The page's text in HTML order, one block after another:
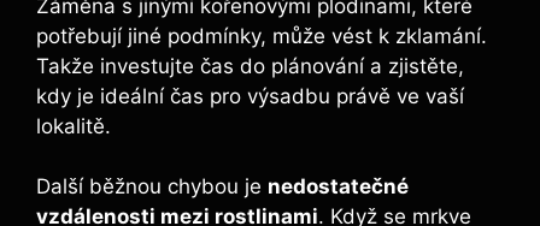
Záměna s jinými kořenovými plodinami, které
potřebují jiné podmínky, může vést k zklamání.
Takže investujte čas do plánování a zjistěte,
kdy je ideální čas pro výsadbu právě ve vaší
lokalitě.
Další běžnou chybou je nedostatečné
vzdálenosti mezi rostlinami. Když se mrkve